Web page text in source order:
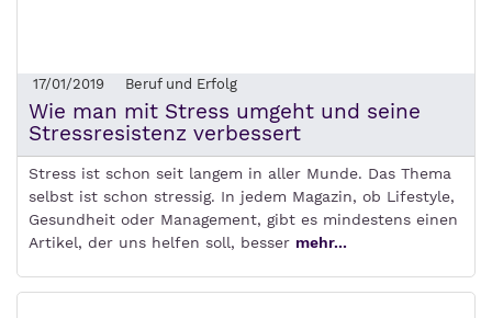
17/01/2019 Beruf und Erfolg
Wie man mit Stress umgeht und seine
Stressresistenz verbessert
Stress ist schon seit langem in aller Munde. Das Thema
selbst ist schon stressig. In jedem Magazin, ob Lifestyle,
Gesundheit oder Management, gibt es mindestens einen
Artikel, der uns helfen soll, besser mehr...